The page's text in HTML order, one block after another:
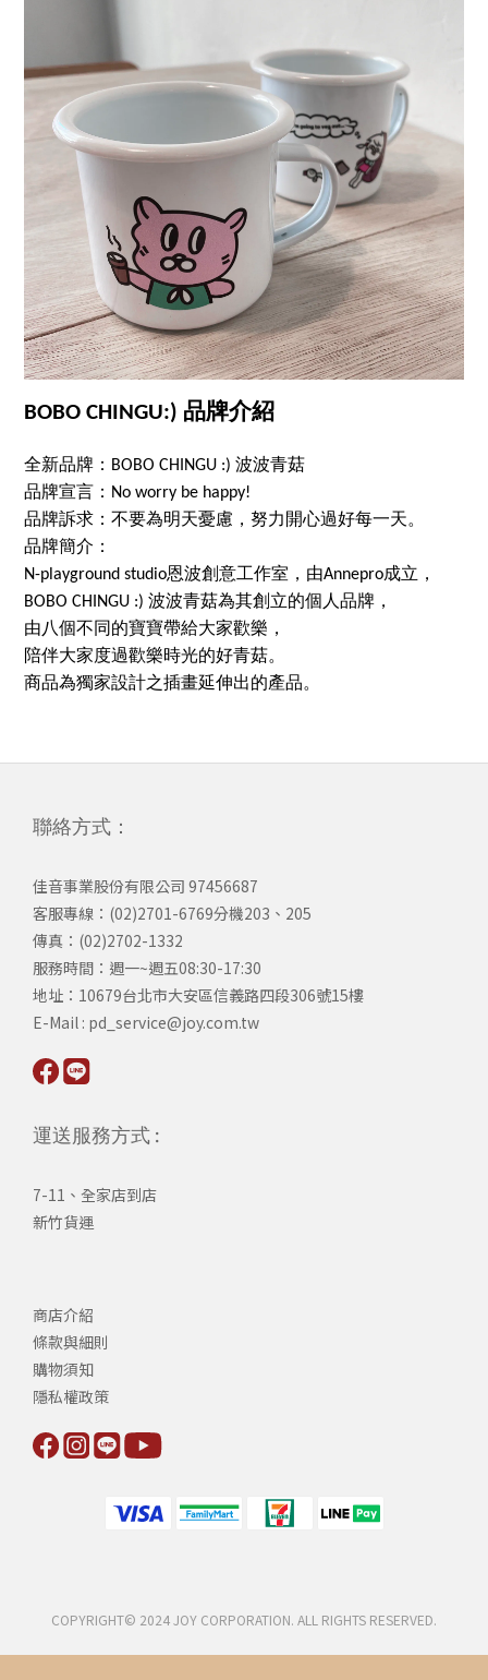
BOBO CHINGU:) 品牌介紹
全新品牌：BOBO CHINGU :) 波波青菇
品牌宣言：No worry be happy!
品牌訴求：不要為明天憂慮，努力開心過好每一天。
品牌簡介：
N-playground studio恩波創意工作室，由Annepro成立，
BOBO CHINGU :) 波波青菇為其創立的個人品牌，
由八個不同的寶寶帶給大家歡樂，
陪伴大家度過歡樂時光的好青菇。
商品為獨家設計之插畫延伸出的產品。
聯絡方式：
佳音事業股份有限公司 97456687
客服專線：(02)2701-6769分機203、205
傳真：(02)2702-1332
服務時間：週一~週五08:30-17:30
​地址：10679台北市大安區信義路四段306號15樓
​E-Mail : pd_service@joy.com.tw
運送服務方式 :
7-11、全家店到店
新竹貨運
商店介紹
條款與細則
購物須知
隱私權政策
COPYRIGHT© 2024 JOY CORPORATION. ALL RIGHTS RESERVED.